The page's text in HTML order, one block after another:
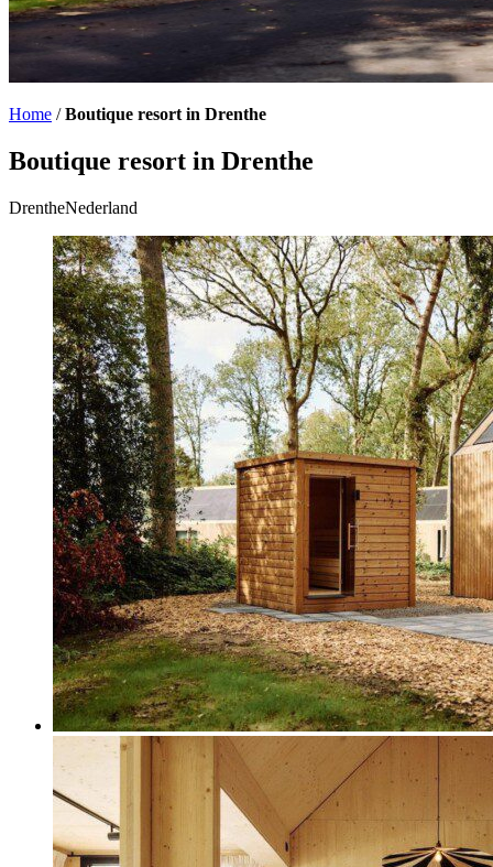
Home /Boutique resort in Drenthe
Boutique resort in Drenthe
DrentheNederland